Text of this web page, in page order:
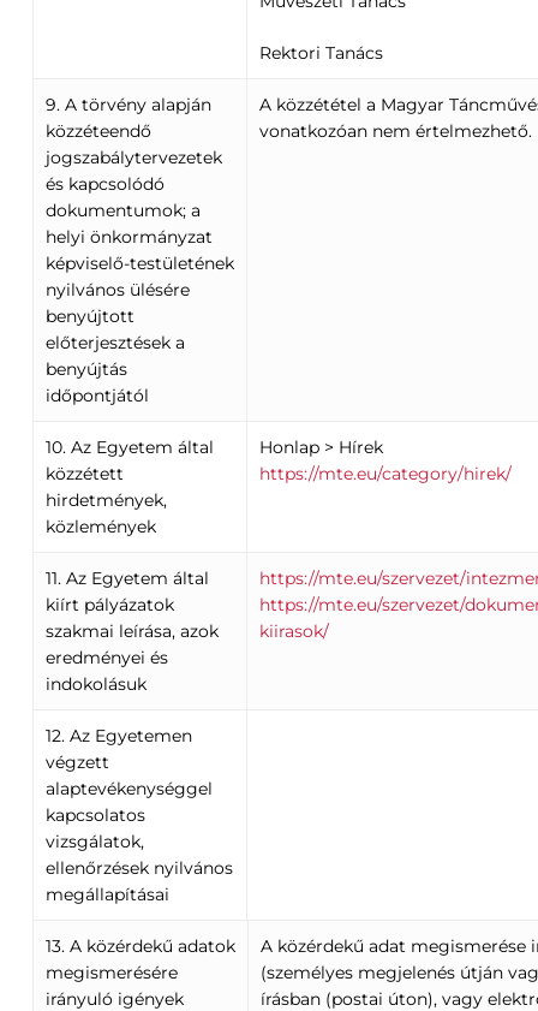
Rektori Tanács
9. A törvény alapján
közzéteendő
jogszabálytervezetek
és kapcsolódó
dokumentumok; a
helyi önkormányzat
képviselő-testületének
nyilvános ülésére
benyújtott
előterjesztések a
benyújtás
időpontjától
A közzététel a Magyar
vonatkozóan nem értelmezhető.
10. Az Egyetem által
közzétett
hirdetmények,
közlemények
Honlap > Hírek
https://mte.eu/category/hirek/
11. Az Egyetem által
kiírt pályázatok
szakmai leírása, azok
eredményei és
indokolásuk
https://mte.eu/szervezet/
https://mte.eu/szervezet/
kiirasok/
12. Az Egyetemen
végzett
alaptevékenységgel
kapcsolatos
vizsgálatok,
ellenőrzések nyilvános
megállapításai
13. A közérdekű adatok
megismerésére
irányuló igények
A közérdekű adat megismerése
(személyes megjelenés útján
írásban (postai úton), vagy